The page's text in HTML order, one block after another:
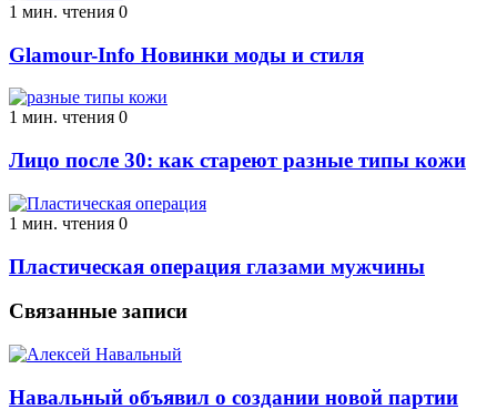
1 мин. чтения 0
Glamour-Info Новинки моды и стиля
1 мин. чтения 0
Лицо после 30: как стареют разные типы кожи
1 мин. чтения 0
Пластическая операция глазами мужчины
Связанные записи
Навальный объявил о создании новой партии